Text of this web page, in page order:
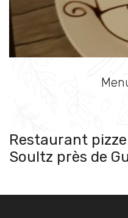
Restaurant
Soultz près de